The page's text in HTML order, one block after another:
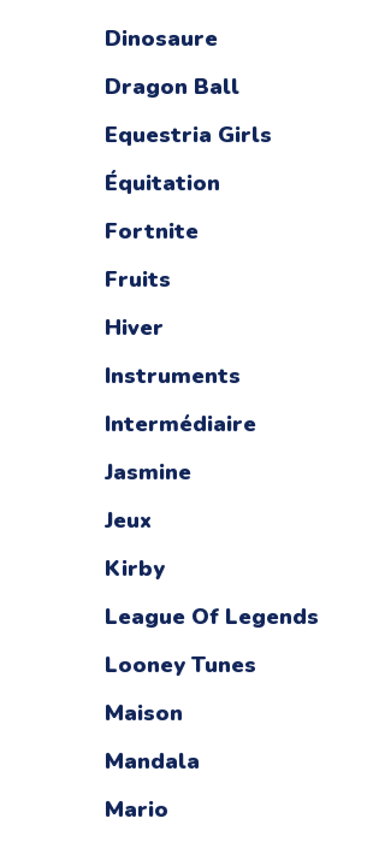
Dinosaure
Dragon Ball
Equestria Girls
Équitation
Fortnite
Fruits
Hiver
Instruments
Intermédiaire
Jasmine
Jeux
Kirby
League Of Legends
Looney Tunes
Maison
Mandala
Mario